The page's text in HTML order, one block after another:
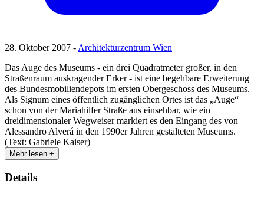
28. Oktober 2007 -Architekturzentrum Wien
Das Auge des Museums - ein drei Quadratmeter großer, in den
Straßenraum auskragender Erker - ist eine begehbare Erweiterung
des Bundesmobiliendepots im ersten Obergeschoss des Museums.
Als Signum eines öffentlich zugänglichen Ortes ist das „Auge“
schon von der Mariahilfer Straße aus einsehbar, wie ein
dreidimensionaler Wegweiser markiert es den Eingang des von
Alessandro Alverá in den 1990er Jahren gestalteten Museums.
(Text: Gabriele Kaiser)
Mehr lesen +
Details